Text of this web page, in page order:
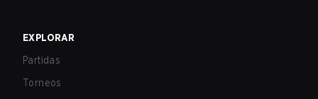
EXPLORAR
Partidas
Torneos